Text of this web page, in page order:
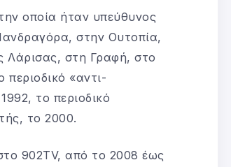
οποία ήταν υπεύθυνος
στην Ουτοπία,
Λάρισας, στη Γραφή, στο
«αντι-
το περιοδικό
το 2000.
902TV, από το 2008 έως